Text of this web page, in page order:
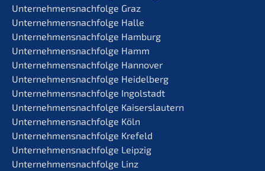
Unternehmens­nachfolge Graz
Unternehmens­nachfolge Halle
Unternehmens­nachfolge Hamburg
Unternehmens­nachfolge Hamm
Unternehmens­nachfolge Hannover
Unternehmens­nachfolge Heidelberg
Unternehmens­nachfolge Ingolstadt
Unternehmens­nachfolge Kaiserslautern
Unternehmens­nachfolge Köln
Unternehmens­nachfolge Krefeld
Unternehmens­nachfolge Leipzig
Unternehmens­nachfolge Linz